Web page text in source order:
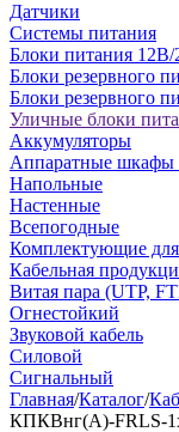
Датчики
Системы питания
Блоки питания 12В/
Блоки резервного
Блоки резервного
Уличные блоки
Аккумуляторы
Аппаратные шкафы
Напольные
Настенные
Всепогодные
Комплектующие
Кабельная
Витая пара (UTP,
Огнестойкий
Звуковой кабель
Силовой
Сигнальный
Главная/Каталог/
КПКВнг(А)-FRLS-